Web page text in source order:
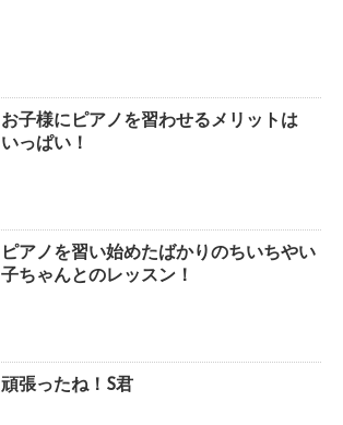
お子様にピアノを習わせるメリットは
いっぱい！
ピアノを習い始めたばかりのちいちやい
子ちゃんとのレッスン！
頑張ったね！S君